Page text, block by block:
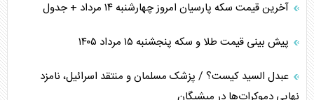
آخرین قیمت سکه پارسیان امروز چهارشنبه ۱۴ مرداد + جدول
پیش بینی قیمت طلا و سکه پنجشنبه ۱۵ مرداد ۱۴۰۵
عبدل السید کیست؟ / پزشک مسلمان و منتقد اسرائیل، نامزد